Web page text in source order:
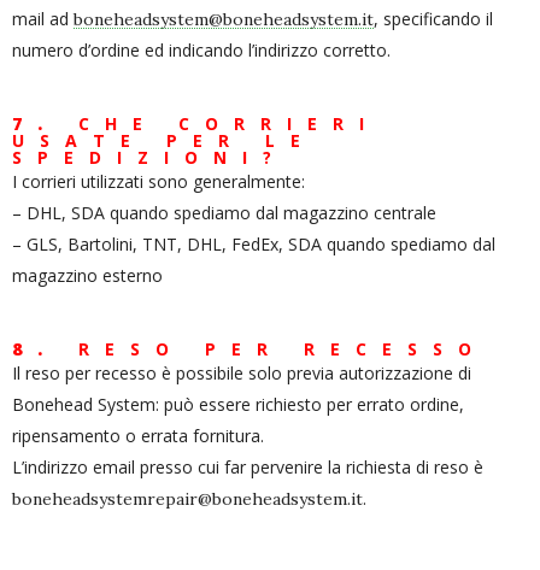
mail adboneheadsystem@boneheadsystem.it, specificando il
numero d’ordine ed indicando l’indirizzo corretto.
7. CHE CORRIERI
USATE PER LE
SPEDIZIONI?
I corrieri utilizzati sono generalmente:
– DHL, SDA quando spediamo dal magazzino centrale
– GLS, Bartolini, TNT, DHL, FedEx, SDA quando spediamo dal
magazzino esterno
8. RESO PER RECESSO
Il reso per recesso è possibile solo previa autorizzazione di
Bonehead System: può essere richiesto per errato ordine,
ripensamento o errata fornitura.
L’indirizzo email presso cui far pervenire la richiesta di reso è
boneheadsystemrepair@boneheadsystem.it.